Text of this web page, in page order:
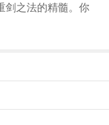
剑之法的精髓。你